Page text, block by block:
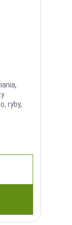
ryby,